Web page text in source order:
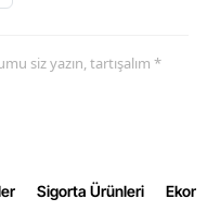
Şırnak
siz yazın, tartışalım *
Sigorta Ürünleri